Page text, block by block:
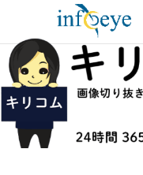
画像切り
応
品質重視、そして実質最